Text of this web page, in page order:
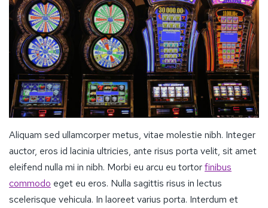
Aliquam sed ullamcorper metus, vitae molestie nibh. Integer
auctor, eros id lacinia ultricies, ante risus porta velit, sit amet
eleifend nulla mi in nibh. Morbi eu arcu eu tortorfinibus
commodo eget eu eros. Nulla sagittis risus in lectus
scelerisque vehicula. In laoreet varius porta. Interdum et